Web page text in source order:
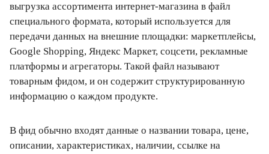
выгрузка ассортимента интернет-магазина в файл
специального формата, который используется для
передачи данных на внешние площадки: маркетплейсы,
Google Shopping, Яндекс Маркет, соцсети, рекламные
платформы и агрегаторы. Такой файл называют
товарным фидом, и он содержит структурированную
информацию о каждом продукте.
В фид обычно входят данные о названии товара, цене,
описании, характеристиках, наличии, ссылке на